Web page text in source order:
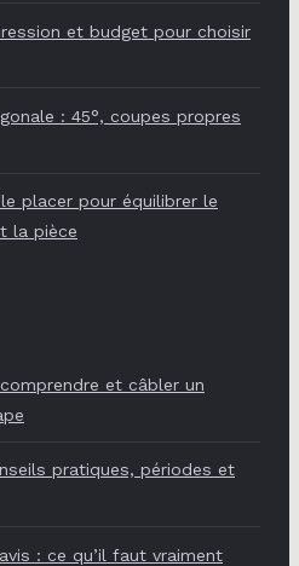
et budget pour choisir
: 45°, coupes propres
placer pour équilibrer le
la pièce
et câbler un
pratiques, périodes et
: ce qu’il faut vraiment